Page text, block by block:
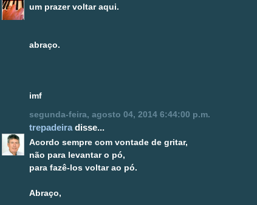
um prazer voltar aqui.
abraço.
imf
segunda-feira, agosto 04, 2014 6:44:00 p.m.
trepadeiradisse...
Acordo sempre com vontade de gritar,
não para levantar o pó,
para fazê-los voltar ao pó.
Abraço,